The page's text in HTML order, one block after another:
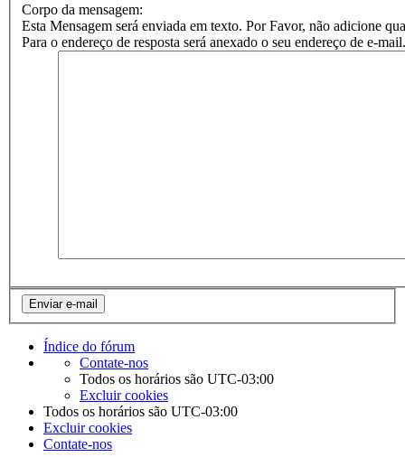
Corpo da mensagem:
Esta Mensagem será enviada em texto. Por Favor, não adicione
Para o endereço de resposta será anexado o seu endereço de e-mail.
Índice do fórum
Contate-nos
Todos os horários são UTC-03:00
Excluir cookies
Todos os horários são UTC-03:00
Excluir cookies
Contate-nos